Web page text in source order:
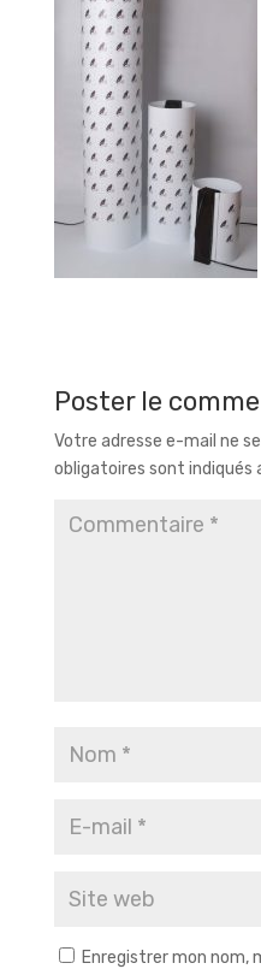
Poster le
Votre adresse e-mail ne
obligatoires sont indiqués
Enregistrer mon nom,